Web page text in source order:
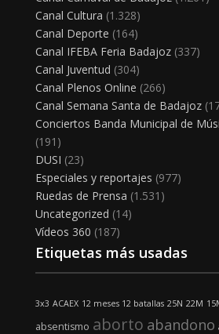
Canal Cultura (1.328)
Canal Deporte (164)
Canal IFEBA Feria Badajoz(337)
Canal Juventud (304)
Canal Plenos Online (266)
Canal Semana Santa de Badajoz
Conciertos Banda Municipal de
(191)
DUSI (23)
Especiales y reportajes (977)
Ruedas de Prensa (1.531)
Uncategorized (14)
Vídeos 360 (187)
Etiquetas más usadas
3x3 ACAEX 12 meses 12 batallas 25N 22M
absentismo aborto abandono